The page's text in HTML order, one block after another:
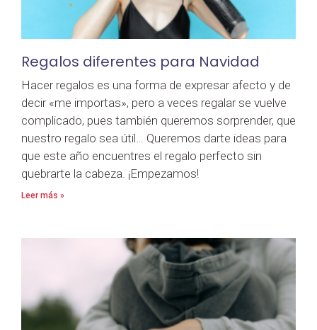
Regalos diferentes para Navidad
Hacer regalos es una forma de expresar afecto y de
decir «me importas», pero a veces regalar se vuelve
complicado, pues también queremos sorprender, que
nuestro regalo sea útil… Queremos darte ideas para
que este año encuentres el regalo perfecto sin
quebrarte la cabeza. ¡Empezamos!
Leer más »